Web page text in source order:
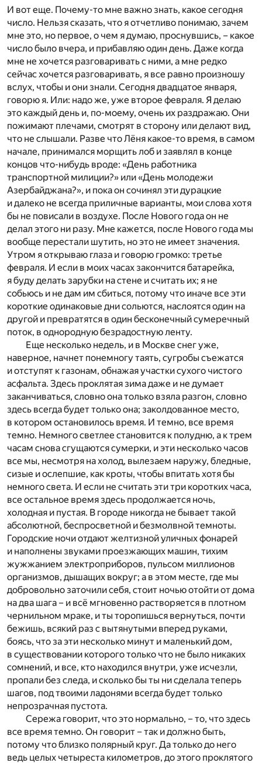
И вот еще. Почему-то мне важно знать, какое сегодня
число. Нельзя сказать, что я отчетливо понимаю, зачем
мне это, но первое, о чем я думаю, проснувшись, – какое
число было вчера, и прибавляю один день. Даже когда
мне не хочется разговаривать с ними, а мне редко
сейчас хочется разговаривать, я все равно произношу
вслух, чтобы и они знали. Сегодня двадцатое января,
говорю я. Или: надо же, уже второе февраля. Я делаю
это каждый день и, по-моему, очень их раздражаю. Они
пожимают плечами, смотрят в сторону или делают вид,
что не слышали. Разве что Лёня какое-то время, в самом
начале, принимался морщить лоб и заявлял в конце
концов что-нибудь вроде: «День работника
транспортной милиции?» или «День молодежи
Азербайджана?», и пока он сочинял эти дурацкие
и далеко не всегда приличные варианты, мои слова хотя
бы не повисали в воздухе. После Нового года он не
делал этого ни разу. Мне кажется, после Нового года мы
вообще перестали шутить, но это не имеет значения.
Утром я открываю глаза и говорю громко: третье
февраля. И если в моих часах закончится батарейка,
я буду делать зарубки на стене и считать их; я не
собьюсь и не дам им сбиться, потому что иначе все эти
короткие одинаковые дни сольются, наслоятся один на
другой и превратятся в один бесконечный сумеречный
поток, в однородную безрадостную ленту.
Еще несколько недель, и в Москве снег уже,
наверное, начнет понемногу таять, сугробы съежатся
и отступят к газонам, обнажая участки сухого чистого
асфальта. Здесь проклятая зима даже и не думает
заканчиваться, словно она только взяла разгон, словно
здесь всегда будет только она; заколдованное место,
в котором остановилось время. И темно, все время
темно. Немного светлее становится к полудню, а к трем
часам снова сгущаются сумерки, и эти несколько часов
все мы, несмотря на холод, вылезаем наружу, бледные,
сизые и ослепшие, как кроты, чтобы впитать хотя бы
немного света. И если не считать эти три коротких часа,
все остальное время здесь продолжается ночь,
холодная и пустая. В городе никогда не бывает такой
абсолютной, беспросветной и безмолвной темноты.
Городские ночи отдают желтизной уличных фонарей
и наполнены звуками проезжающих машин, тихим
жужжанием электроприборов, пульсом миллионов
организмов, дышащих вокруг; а в этом месте, где мы
добровольно заточили себя, стоит ночью отойти от дома
на два шага – и всё мгновенно растворяется в плотном
чернильном мраке, и ты торопишься вернуться, почти
бежишь, всякий раз с вытянутыми вперед руками,
боясь, что за эти несколько минут и маленький дом,
в существовании которого только что не было никаких
сомнений, и все, кто находился внутри, уже исчезли,
пропали без следа, и сколько бы ты ни сделала теперь
шагов, под твоими ладонями всегда будет только
непрозрачная пустота.
Сережа говорит, что это нормально, – то, что здесь
все время темно. Он говорит – так и должно быть,
потому что близко полярный круг. Да только до него
ведь целых четыреста километров, до этого проклятого